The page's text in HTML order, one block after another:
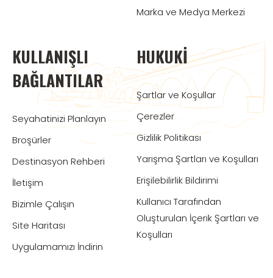
Marka ve Medya Merkezi
KULLANIŞLI
BAĞLANTILAR
Seyahatinizi Planlayın
Broşürler
Destinasyon Rehberi
İletişim
Bizimle Çalışın
Site Haritası
Uygulamamızı İndirin
HUKUKI
Şartlar ve Koşullar
Çerezler
Gizlilik Politikası
Yarışma Şartları ve Koşulları
Erişilebilirlik Bildirimi
Kullanıcı Tarafından
Oluşturulan İçerik Şartları ve
Koşulları